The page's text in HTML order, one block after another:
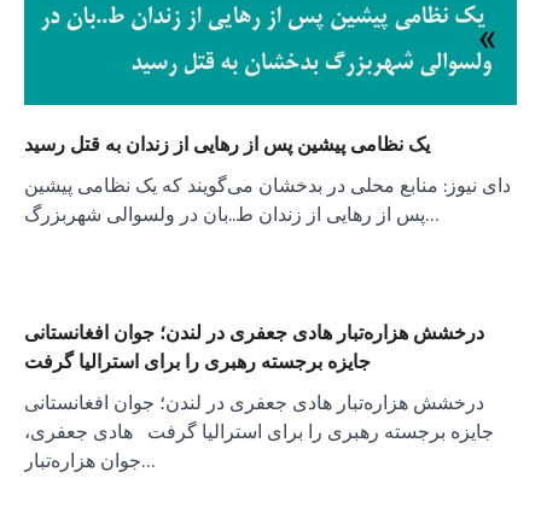
یک نظامی پیشین پس از رهایی از زندان به قتل رسید
دای نیوز: منابع محلی در بدخشان می‌گویند که یک نظامی پیشین
پس از رهایی از زندان ط..بان در ولسوالی شهربزرگ…
درخشش هزاره‌تبار هادی جعفری در لندن؛ جوان افغانستانی
جایزه‌ برجسته رهبری را برای استرالیا گرفت
درخشش هزاره‌تبار هادی جعفری در لندن؛ جوان افغانستانی
جایزه‌ برجسته رهبری را برای استرالیا گرفت هادی جعفری،
جوان هزاره‌تبار…